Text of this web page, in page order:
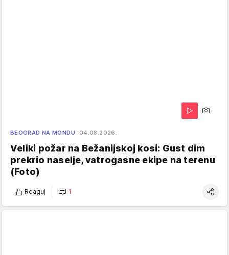
BEOGRAD NA MONDU 04.08.2026.
Veliki požar na Bežanijskoj kosi: Gust dim
prekrio naselje, vatrogasne ekipe na terenu
(Foto)
Reaguj 1